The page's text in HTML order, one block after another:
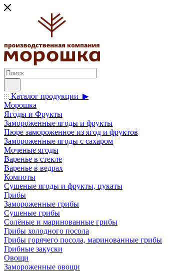
Каталог продукции ▶
Морошка
Ягоды и Фрукты
Замороженные ягоды и фрукты
Пюре замороженное из ягод и фруктов
Замороженные ягоды с сахаром
Моченые ягоды
Варенье в стекле
Варенье в ведрах
Компоты
Сушеные ягоды и фрукты, цукаты
Грибы
Замороженные грибы
Сушеные грибы
Солёные и маринованные грибы
Грибы холодного посола
Грибы горячего посола, маринованные грибы
Грибные закуски
Овощи
Замороженные овощи